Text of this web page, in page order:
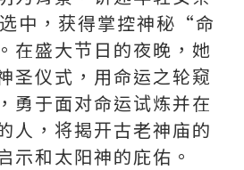
中，获得掌控神秘“命
在盛大节日的夜晚，她
圣仪式，用命运之轮窥
勇于面对命运试炼并在
人，将揭开古老神庙的
示和太阳神的庇佑。